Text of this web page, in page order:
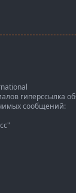
гиперссылка
сообщений: